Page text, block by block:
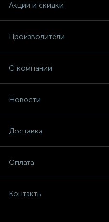
Акции и скидки
Производители
О компании
Новости
Доставка
Оплата
Контакты